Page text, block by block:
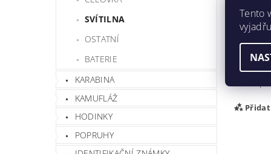
SVÍTILNA
OSTATNÍ
BATERIE
KARABINA
KAMUFLÁŽ
HODINKY
POPRUHY
Hmotnost
Barva
Buďte
Tento